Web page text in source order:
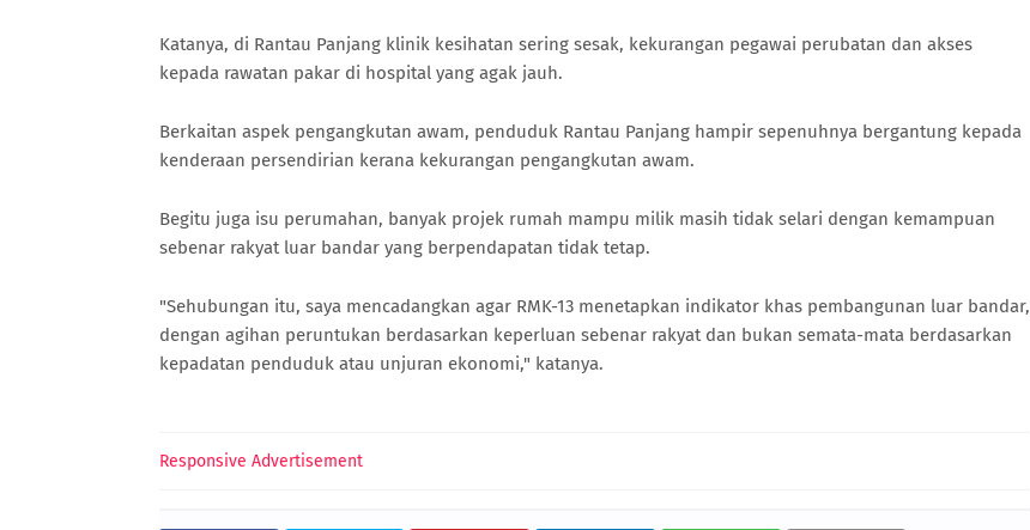
Katanya, di Rantau Panjang klinik kesihatan sering sesak, kekurangan pegawai perubatan dan akses
kepada rawatan pakar di hospital yang agak jauh.
Berkaitan aspek pengangkutan awam, penduduk Rantau Panjang hampir sepenuhnya bergantung kepada
kenderaan persendirian kerana kekurangan pengangkutan awam.
Begitu juga isu perumahan, banyak projek rumah mampu milik masih tidak selari dengan kemampuan
sebenar rakyat luar bandar yang berpendapatan tidak tetap.
"Sehubungan itu, saya mencadangkan agar RMK-13 menetapkan indikator khas pembangunan luar bandar,
dengan agihan peruntukan berdasarkan keperluan sebenar rakyat dan bukan semata-mata berdasarkan
kepadatan penduduk atau unjuran ekonomi," katanya.
Responsive Advertisement